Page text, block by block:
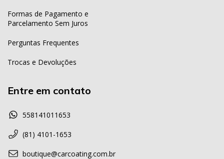
Formas de Pagamento e
Parcelamento Sem Juros
Perguntas Frequentes
Trocas e Devoluções
Entre em contato
558141011653
(81) 4101-1653
boutique@carcoating.com.br